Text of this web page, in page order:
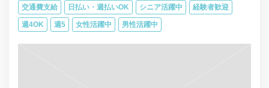
交通費支給 日払い・週払いOK シニア活躍中 経験者歓迎
週4OK 週5 女性活躍中 男性活躍中